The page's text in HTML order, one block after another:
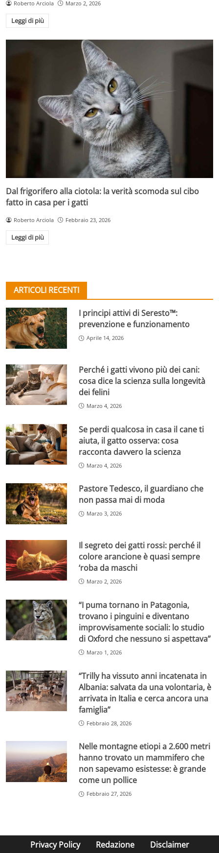
Roberto Arciola Marzo 2, 2026
Leggi di più
Dal frigorifero alla ciotola: la verità scomoda sul cibo
fatto in casa per i gatti
Roberto Arciola Febbraio 23, 2026
Leggi di più
ARTICOLI RECENTI
I principi attivi di Seresto™:
prevenzione e funzionamento
Aprile 14, 2026
Perché i gatti vivono più dei cani:
cosa dice la scienza sulla longevità
dei felini
Marzo 4, 2026
Se perdi qualcosa in casa il cane ti
aiuta, il gatto osserva: cosa
racconta davvero la scienza
Marzo 4, 2026
Pastore Tedesco, il guardiano che
non passa mai di moda
Marzo 3, 2026
Il segreto dei gatti rossi: perché il
colore arancione è quasi sempre
‘roba da maschi
Marzo 2, 2026
“I puma tornano in Patagonia,
trovano i pinguini e diventano
improvvisamente sociali: lo studio
di Oxford che nessuno si aspettava”
Marzo 1, 2026
“Trilly ha vissuto anni incatenata in
Albania: salvata da una volontaria, è
arrivata in Italia e cerca ancora una
famiglia”
Febbraio 28, 2026
Nelle montagne etiopi a 2.600 metri
hanno trovato un mammifero che
non sapevamo esistesse: è grande
come un pollice
Febbraio 27, 2026
Privacy Policy Redazione Disclaimer